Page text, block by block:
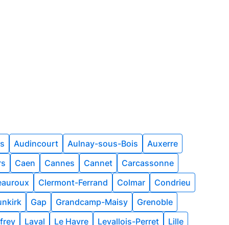
Audincourt Aulnay-sous-Bois
Auxerre
Caen Cannes Cannet
Carcassonne
Clermont-Ferrand Colmar
Condrieu
Gap Grandcamp-Maisy
Grenoble
Laval Le Havre Levallois-Perret Lille